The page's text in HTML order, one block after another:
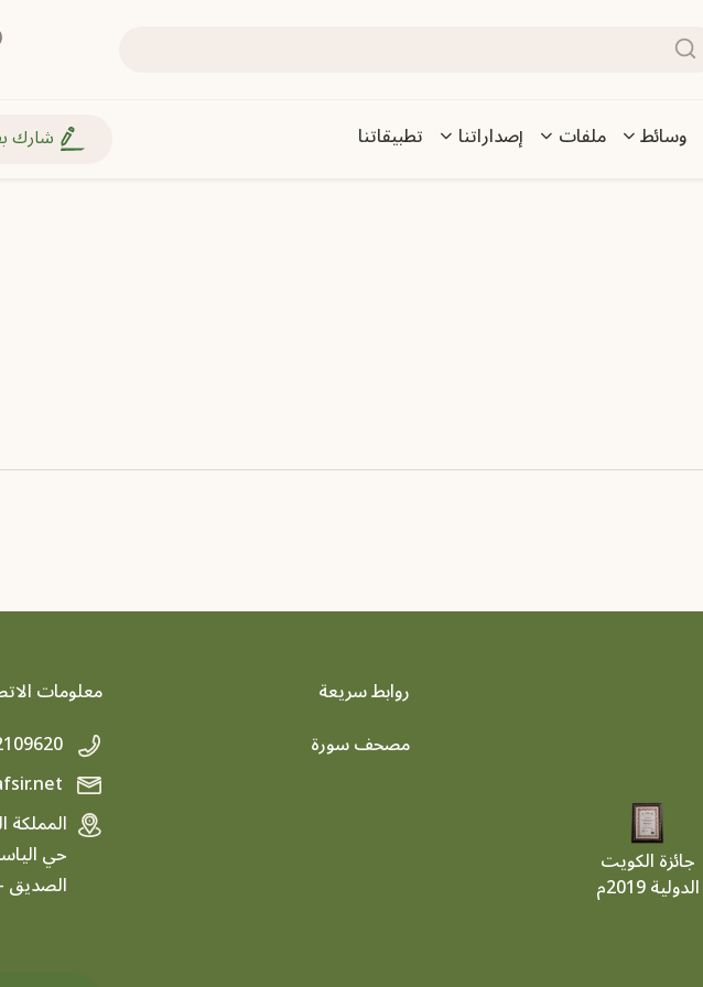
بحث
وسائط ملفات إصداراتنا تطبيقاتنا روابط
شارك
جائزة الكويت
الدولية 2019م
روابط سريعة
footer menu
مصحف سورة
معلومات
المملكة
حي
الصديق